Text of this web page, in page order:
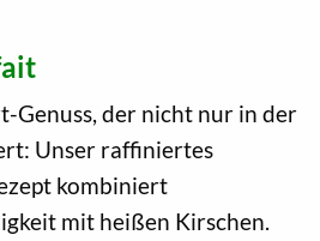
Genuss, der nicht nur in der
Unser raffiniertes
kombiniert
mit heißen Kirschen.